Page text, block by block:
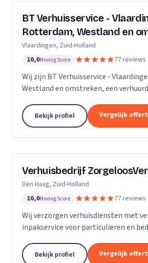
BT Verhuisservice -
Rotterdam, Westland en
Vlaardingen, Zuid-Holland
10,0Moving Score 77 reviews
Wij zijn BT Verhuisservice -
Westland en omstreken, een
Zuid-Holland.
Bekijk profiel Vergelijk
Verhuisbedrijf
Den Haag, Zuid-Holland
10,0Moving Score 77 reviews
Wij verzorgen verhuisdiensten met
inpakservice voor particulieren en
Bekijk profiel Vergelijk